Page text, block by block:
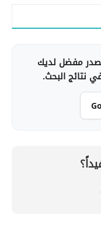
مفضل لديك
نتائج البحث.